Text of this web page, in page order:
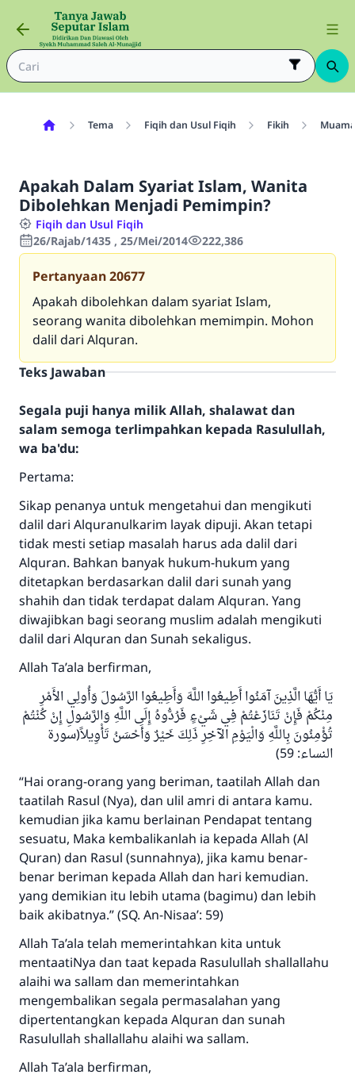
Tema Fiqih dan Usul Fiqih Fikih
Apakah Dalam Syariat Islam, Wanita
Dibolehkan Menjadi Pemimpin?
Fiqih dan Usul Fiqih
26/Rajab/1435 , 25/Mei/2014
222,386
Pertanyaan20677
Apakah dibolehkan dalam syariat Islam,
seorang wanita dibolehkan memimpin. Mohon
dalil dari Alquran.
Teks Jawaban
Segala puji hanya milik Allah, shalawat dan
salam semoga terlimpahkan kepada Rasulullah,
wa ba'du:
Pertama:
Sikap penanya untuk mengetahui dan mengikuti
dalil dari Alquranulkarim layak dipuji. Akan tetapi
tidak mesti setiap masalah harus ada dalil dari
Alquran. Bahkan banyak hukum-hukum yang
ditetapkan berdasarkan dalil dari sunah yang
shahih dan tidak terdapat dalam Alquran. Yang
diwajibkan bagi seorang muslim adalah mengikuti
dalil dari Alquran dan Sunah sekaligus.
Allah Ta’ala berfirman,
يَا أَيُّهَا الَّذِينَ آمَنُوا أَطِيعُوا اللَّهَ وَأَطِيعُوا الرَّسُولَ وَأُولِي الأَمْرِ
مِنْكُمْ فَإِنْ تَنَازَعْتُمْ فِي شَيْءٍ فَرُدُّوهُ إِلَى اللَّهِ وَالرَّسُولِ إِنْ كُنْتُمْ
تُؤْمِنُونَ بِاللَّهِ وَالْيَوْمِ الآخِرِ ذَلِكَ خَيْرٌ وَأَحْسَنُ تَأْوِيلاً(سورة
النساء: 59)
“Hai orang-orang yang beriman, taatilah Allah dan
taatilah Rasul (Nya), dan ulil amri di antara kamu.
kemudian jika kamu berlainan Pendapat tentang
sesuatu, Maka kembalikanlah ia kepada Allah (Al
Quran) dan Rasul (sunnahnya), jika kamu benar-
benar beriman kepada Allah dan hari kemudian.
yang demikian itu lebih utama (bagimu) dan lebih
baik akibatnya.” (SQ. An-Nisaa’: 59)
Allah Ta’ala telah memerintahkan kita untuk
mentaatiNya dan taat kepada Rasulullah shallallahu
alaihi wa sallam dan memerintahkan
mengembalikan segala permasalahan yang
dipertentangkan kepada Alquran dan sunah
Rasulullah shallallahu alaihi wa sallam.
Allah Ta’ala berfirman,